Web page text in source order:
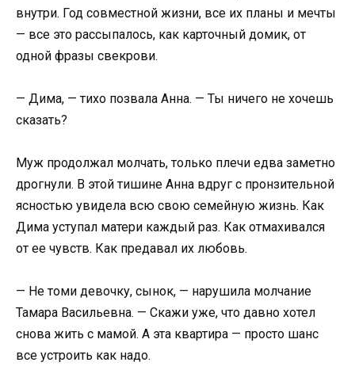
внутри. Год совместной жизни, все их планы и мечты
— все это рассыпалось, как карточный домик, от
одной фразы свекрови.
— Дима, — тихо позвала Анна. — Ты ничего не хочешь
сказать?
Муж продолжал молчать, только плечи едва заметно
дрогнули. В этой тишине Анна вдруг с пронзительной
ясностью увидела всю свою семейную жизнь. Как
Дима уступал матери каждый раз. Как отмахивался
от ее чувств. Как предавал их любовь.
— Не томи девочку, сынок, — нарушила молчание
Тамара Васильевна. — Скажи уже, что давно хотел
снова жить с мамой. А эта квартира — просто шанс
все устроить как надо.